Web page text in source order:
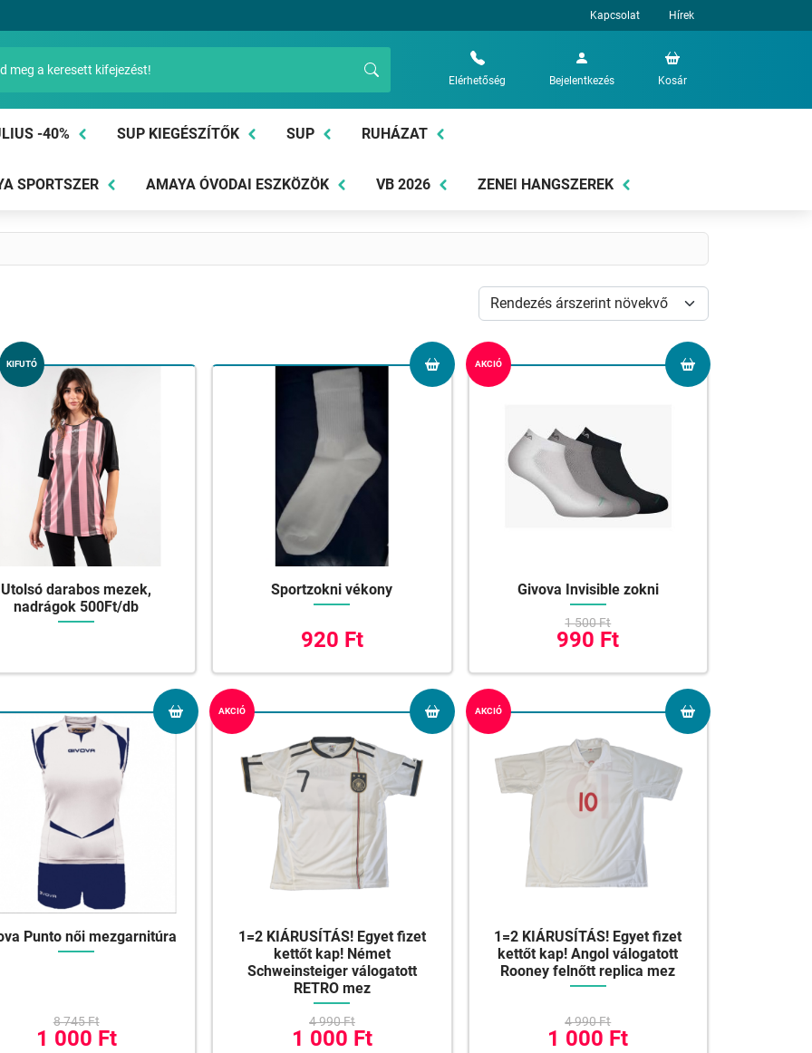
Kapcsolat Hírek
Elérhetőség Bejelentkezés Kosár
-40% SUP KIEGÉSZÍTŐK SUP RUHÁZAT
SPORTSZER AMAYA ÓVODAI ESZKÖZÖK VB 2026 ZENEI HANGSZEREK
KIFUTÓ
Utolsó darabos mezek,
nadrágok 500Ft/db
Sportzokni vékony
920 Ft
AKCIÓ
Givova Invisible zokni
1 500 Ft
990 Ft
Punto női mezgarnitúra
8 745 Ft
1 000 Ft
AKCIÓ
1=2 KIÁRUSÍTÁS! Egyet fizet
kettőt kap! Német
Schweinsteiger válogatott
RETRO mez
4 990 Ft
1 000 Ft
AKCIÓ
1=2 KIÁRUSÍTÁS! Egyet fizet
kettőt kap! Angol válogatott
Rooney felnőtt replica mez
4 990 Ft
1 000 Ft